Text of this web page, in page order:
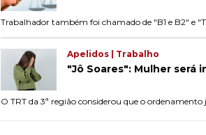
Trabalhador também foi chamado de "B1 e B2" e
Apelidos | Trabalho
"Jô Soares": Mulher será
O TRT da 3ª região considerou que o